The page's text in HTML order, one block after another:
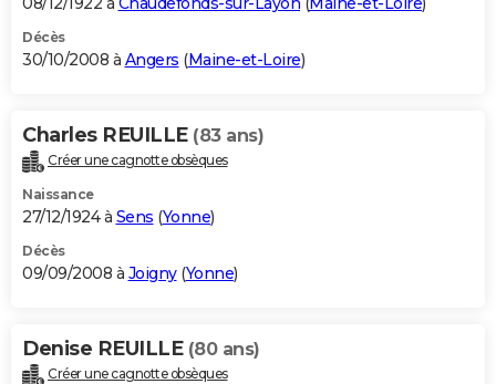
Décès
30/10/2008 à Angers (Maine-et-Loire)
Charles REUILLE (83 ans)
Créer une cagnotte obsèques
Naissance
27/12/1924 à Sens (Yonne)
Décès
09/09/2008 à Joigny(Yonne)
Denise REUILLE (80 ans)
Créer une cagnotte obsèques